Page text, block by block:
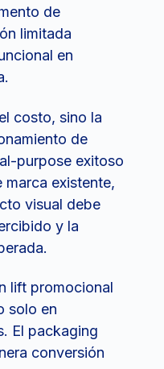
de
limitada
en
costo, sino la
de
purpose exitoso
existente,
visual debe
y la
lift promocional
solo en
El packaging
conversión